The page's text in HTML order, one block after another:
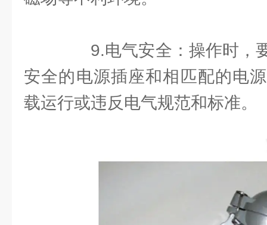
9.电气安全：操作时，
安全的电源插座和相匹配的电
载运行或违反电气规范和标准。